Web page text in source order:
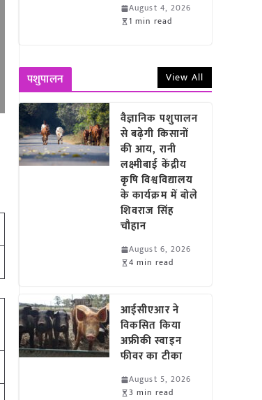
August 4, 2026
1 min read
पशुपालन View All
वैज्ञानिक पशुपालन
से बढ़ेगी किसानों
की आय, रानी
लक्ष्मीबाई केंद्रीय
कृषि विश्वविद्यालय
के कार्यक्रम में बोले
शिवराज सिंह
चौहान
August 6, 2026
4 min read
आईसीएआर ने
विकसित किया
अफ्रीकी स्वाइन
फीवर का टीका
August 5, 2026
3 min read